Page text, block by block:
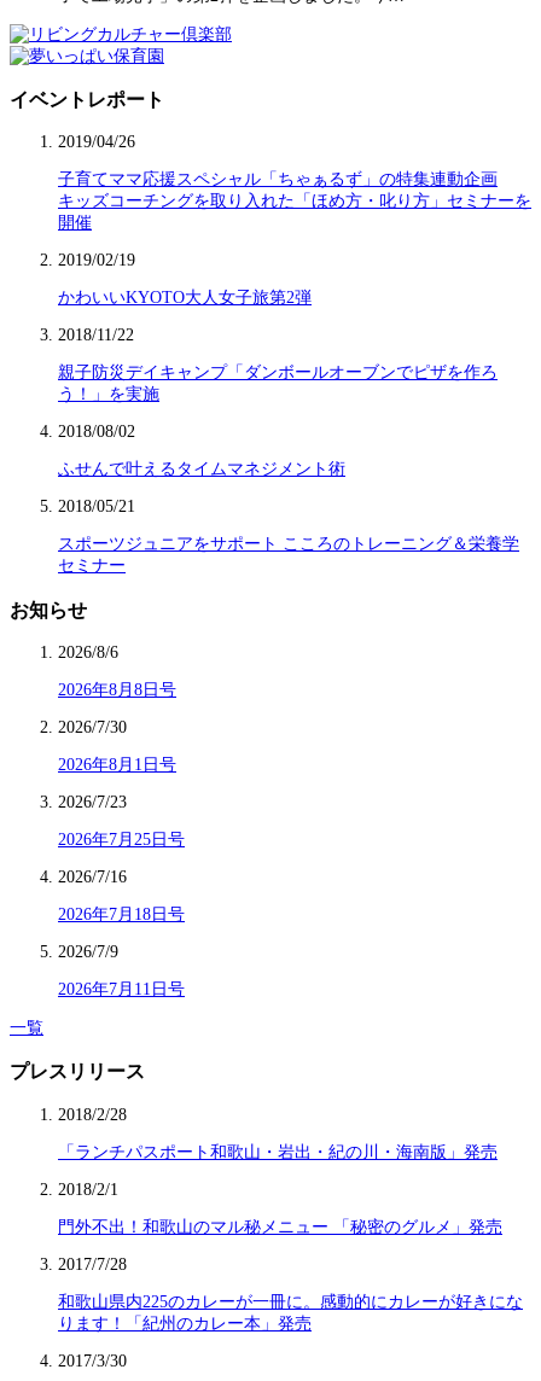
イベントレポート
2019/04/26
子育てママ応援スペシャル「ちゃぁるず」の特集連動企画
キッズコーチングを取り入れた「ほめ方・叱り方」セミナーを
開催
2019/02/19
かわいいKYOTO大人女子旅第2弾
2018/11/22
親子防災デイキャンプ「ダンボールオーブンでピザを作ろ
う！」を実施
2018/08/02
ふせんで叶えるタイムマネジメント術
2018/05/21
スポーツジュニアをサポート こころのトレーニング＆栄養学
セミナー
お知らせ
2026/8/6
2026年8月8日号
2026/7/30
2026年8月1日号
2026/7/23
2026年7月25日号
2026/7/16
2026年7月18日号
2026/7/9
2026年7月11日号
一覧
プレスリリース
2018/2/28
「ランチパスポート和歌山・岩出・紀の川・海南版」発売
2018/2/1
門外不出！和歌山のマル秘メニュー 「秘密のグルメ」発売
2017/7/28
和歌山県内225のカレーが一冊に。感動的にカレーが好きにな
ります！「紀州のカレー本」発売
2017/3/30